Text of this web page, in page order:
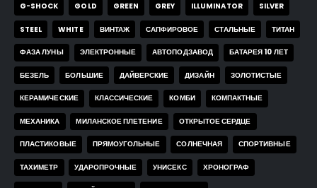
G-SHOCK GOLD GREEN GREY ILLUMINATOR SILVER
STEEL WHITE ВИНТАЖ САПФИРОВОЕ СТАЛЬНЫЕ ТИТАН
ФАЗА ЛУНЫ ЭЛЕКТРОННЫЕ АВТОПОДЗАВОД БАТАРЕЯ 10 ЛЕТ
БЕЗЕЛЬ БОЛЬШИЕ ДАЙВЕРСКИЕ ДИЗАЙН ЗОЛОТИСТЫЕ
КЕРАМИЧЕСКИЕ КЛАССИЧЕСКИЕ КОМБИ КОМПАКТНЫЕ
МЕХАНИКА МИЛАНСКОЕ ПЛЕТЕНИЕ ОТКРЫТОЕ СЕРДЦЕ
ПЛАСТИКОВЫЕ ПРЯМОУГОЛЬНЫЕ СОЛНЕЧНАЯ СПОРТИВНЫЕ
ТАХИМЕТР УДАРОПРОЧНЫЕ УНИСЕКС ХРОНОГРАФ